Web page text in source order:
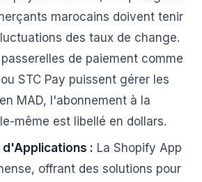
marocains doivent tenir
des taux de change.
de paiement comme
STC Pay puissent gérer les
MAD, l'abonnement à la
même est libellé en dollars.
d'Applications : La Shopify App
offrant des solutions pour